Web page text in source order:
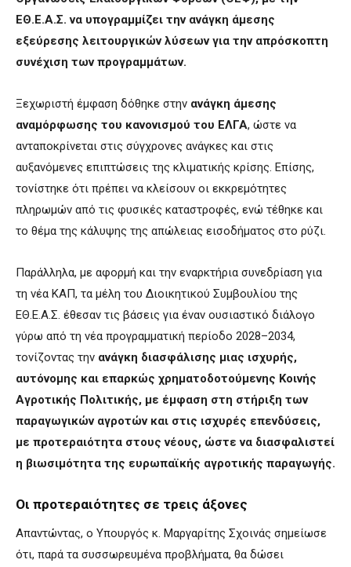
ΕΘ.Ε.Α.Σ. να υπογραμμίζει την ανάγκη άμεσης
εξεύρεσης λειτουργικών λύσεων για την απρόσκοπτη
συνέχιση των προγραμμάτων.
Ξεχωριστή έμφαση δόθηκε στην ανάγκη άμεσης
αναμόρφωσης του κανονισμού του ΕΛΓΑ, ώστε να
ανταποκρίνεται στις σύγχρονες ανάγκες και στις
αυξανόμενες επιπτώσεις της κλιματικής κρίσης. Επίσης,
τονίστηκε ότι πρέπει να κλείσουν οι εκκρεμότητες
πληρωμών από τις φυσικές καταστροφές, ενώ τέθηκε και
το θέμα της κάλυψης της απώλειας εισοδήματος στο ρύζι.
Παράλληλα, με αφορμή και την εναρκτήρια συνεδρίαση για
τη νέα ΚΑΠ, τα μέλη του Διοικητικού Συμβουλίου της
ΕΘ.Ε.Α.Σ. έθεσαν τις βάσεις για έναν ουσιαστικό διάλογο
γύρω από τη νέα προγραμματική περίοδο 2028–2034,
τονίζοντας την ανάγκη διασφάλισης μιας ισχυρής,
αυτόνομης και επαρκώς χρηματοδοτούμενης Κοινής
Αγροτικής Πολιτικής, με έμφαση στη στήριξη των
παραγωγικών αγροτών και στις ισχυρές επενδύσεις,
με προτεραιότητα στους νέους, ώστε να διασφαλιστεί
η βιωσιμότητα της ευρωπαϊκής αγροτικής παραγωγής.
Οι προτεραιότητες σε τρεις άξονες
Απαντώντας, ο Υπουργός κ. Μαργαρίτης Σχοινάς σημείωσε
ότι, παρά τα συσσωρευμένα προβλήματα, θα δώσει